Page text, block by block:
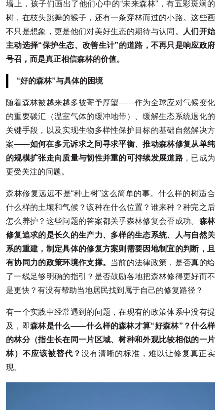
墙上，孩子们画出了他们心中的“未来森林”，有五彩斑斓的
树，在枝头跳舞的猴子，还有一条穿林而过的小路。这些画
不只是想象，更是他们对美好生态的期待与认同。
人们开始
主动选择“保护生态、改善生计”的道路，不再只是响应政府
号召，而是真正相信森林的价值。
“好的森林”与具体的困境
随着森林被越来越多被寄予厚望——作为全球应对气候变化
的重要碳汇（温室气体的缓冲地带）、缓解生态系统退化的
关键手段，以及实现生物多样性保护目标的基础自然解决方
案——如何在多元诉求之间寻求平衡、推动森林修复从单纯
的规模扩张走向质量与韧性并重的可持续发展道路 ，已成为
更受关注的问题。
森林修复远远不是“种上树”这么简单的事。什么样的树适合
什么样的土壤和气候？该种在什么位置？谁来种？种完之后
怎么养护？这些问题的答案都关乎森林修复会否成功。 森林
修复追求的是长久的生产力、多样的生态系统、人与自然关
系的重建，制定具体的修复方案则需要因地制宜的判断，且
有协同力的政策环境作支撑。 当前的法律政策，是否真的给
了一线足够明确的指引？是否鼓励各地把森林修得更好而不
是更快？有没有帮助当地居民找到属于自己的修复路径？
有一个实践中经常遇到的问题，在现有的政策体系中没有提
及，即森林是什么——什么样的森林才算“好森林”？什么样
的林分（指生长在同一片区域、树种和外观比较相似的一片
林）不应该被替代？ 没有清晰的标准，难以让修复真正实
现。